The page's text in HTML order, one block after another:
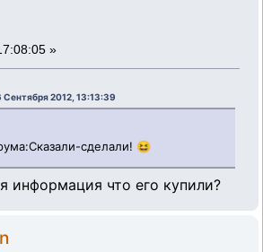
»
2012, 13:13:39
сделали! 😆
информация что его купили?